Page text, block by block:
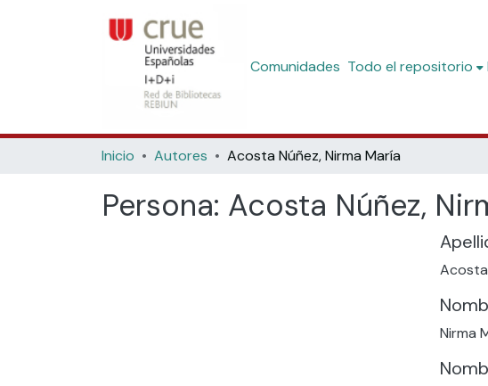
Comunidades Todo el repositorio
Inicio Autores Acosta Núñez, Nirma María
Persona: Acosta Núñez,
Nirma